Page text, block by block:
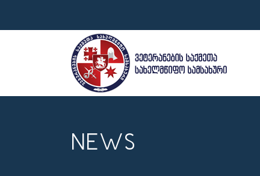
NEWS